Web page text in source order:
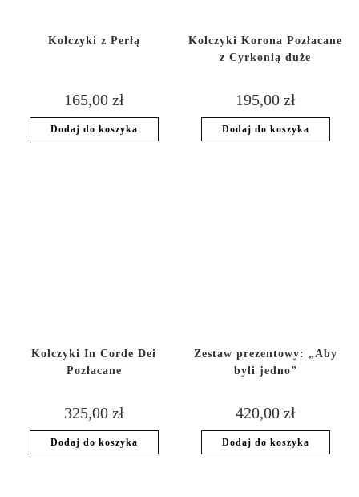
Kolczyki z Perłą
165,00 zł
Dodaj do koszyka
Kolczyki Korona Pozłacane
z Cyrkonią duże
195,00 zł
Dodaj do koszyka
Kolczyki In Corde Dei
Pozłacane
325,00 zł
Dodaj do koszyka
Zestaw prezentowy: „Aby
byli jedno”
420,00 zł
Dodaj do koszyka